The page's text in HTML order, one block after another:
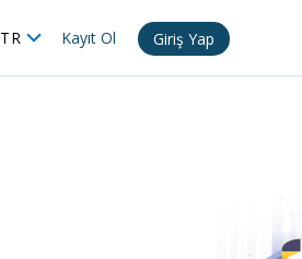
TR Kayıt Ol Giriş Yap